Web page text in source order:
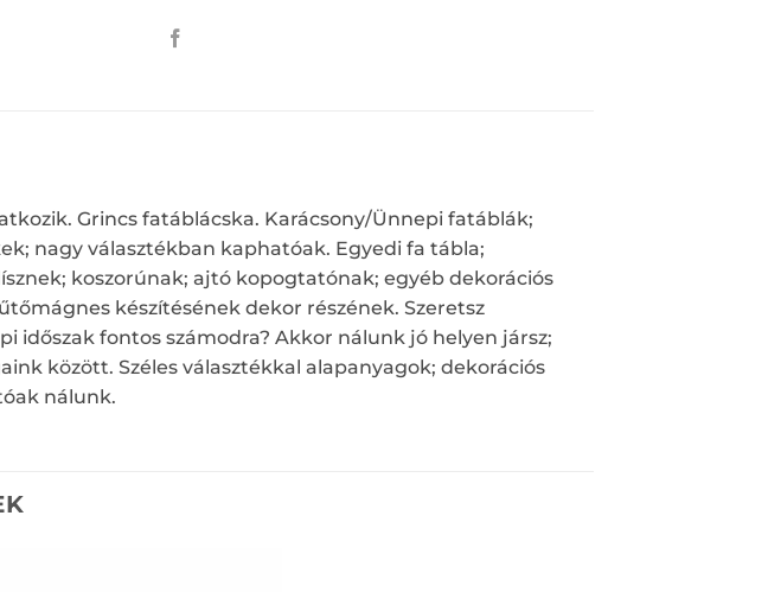
Grincs fatáblácska. Karácsony/Ünnepi fatáblák;
nagy választékban kaphatóak. Egyedi fa tábla;
koszorúnak; ajtó kopogtatónak; egyéb dekorációs
készítésének dekor részének. Szeretsz
időszak fontos számodra? Akkor nálunk jó helyen jársz;
között. Széles választékkal alapanyagok; dekorációs
nálunk.